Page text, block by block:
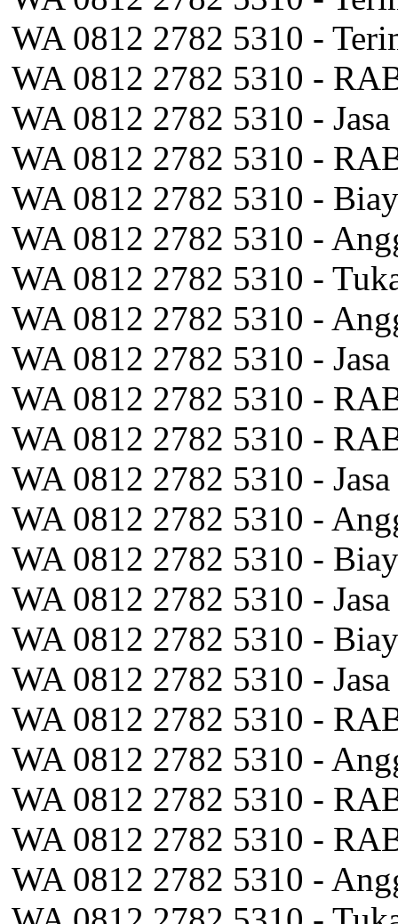
WA 0812 2782 5310 -
WA 0812 2782 5310 -
WA 0812 2782 5310 -
WA 0812 2782 5310 -
WA 0812 2782 5310 -
WA 0812 2782 5310 -
WA 0812 2782 5310 -
WA 0812 2782 5310 -
WA 0812 2782 5310 -
WA 0812 2782 5310 -
WA 0812 2782 5310 -
WA 0812 2782 5310 -
WA 0812 2782 5310 -
WA 0812 2782 5310 -
WA 0812 2782 5310 -
WA 0812 2782 5310 -
WA 0812 2782 5310 -
WA 0812 2782 5310 -
WA 0812 2782 5310 -
WA 0812 2782 5310 -
WA 0812 2782 5310 -
WA 0812 2782 5310 -